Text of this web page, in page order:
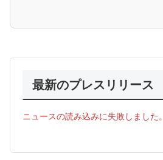
最新のプレスリリース
ニュースの読み込みに失敗しました。